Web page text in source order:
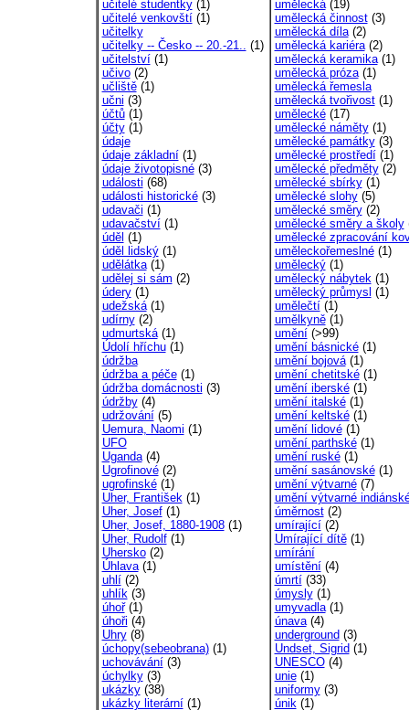
učitelé studentky(1)
učitelé venkovští(1)
učitelky
učitelky -- Česko -- 20.-21.. (1)
učitelství(1)
učivo(2)
učliště(1)
učni (3)
účtů(1)
účty(1)
údaje
údaje základní(1)
údaje životopisné(3)
události (68)
události historické(3)
udavači (1)
udavačství(1)
úděl (1)
úděl lidský(1)
udělátka(1)
udělej si sám (2)
údery(1)
udežská(1)
udírny(2)
udmurtská(1)
Údolí hříchu(1)
údržba
údržba a péče(1)
údržba domácnosti (3)
údržby(4)
udržování(5)
Uemura, Naomi (1)
UFO
Uganda(4)
Ugrofinové(2)
ugrofinské(1)
Uher, František(1)
Uher, Josef(1)
Uher, Josef, 1880-1908(1)
Uher, Rudolf(1)
Uhersko(2)
Úhlava(1)
uhlí(2)
uhlík(3)
úhoř(1)
úhoři (4)
Uhry(8)
úchopy(sebeobrana)(1)
uchovávání(3)
úchylky(3)
ukázky(38)
ukázky literární(1)
umělecká(19)
umělecká činnost(3)
umělecká díla(2)
umělecká kariéra(2)
umělecká keramika(1)
umělecká próza(1)
umělecká řemesla
umělecká tvořivost(1)
umělecké(17)
umělecké náměty(1)
umělecké památky(3)
umělecké prostředí(1)
umělecké předměty(2)
umělecké sbírky(1)
umělecké slohy(5)
umělecké směry(2)
umělecké směry a školy
umělecké zpracování
uměleckořemeslné(1)
umělecký(1)
umělecký nábytek(1)
umělecký průmysl (1)
umělečtí(1)
umělkyně(1)
umění(>99)
umění básnické(1)
umění bojová(1)
umění chetitské(1)
umění iberské(1)
umění italské(1)
umění keltské(1)
umění lidové(1)
umění parthské(1)
umění ruské(1)
umění sasánovské(1)
umění výtvarné(7)
umění výtvarné
úměrnost(2)
umírající(2)
Umírající dítě(1)
umírání
umístění(4)
úmrtí(33)
úmysly(1)
umyvadla(1)
únava(4)
underground (3)
Undset, Sigrid (1)
UNESCO(4)
unie(1)
uniformy(3)
únik(1)